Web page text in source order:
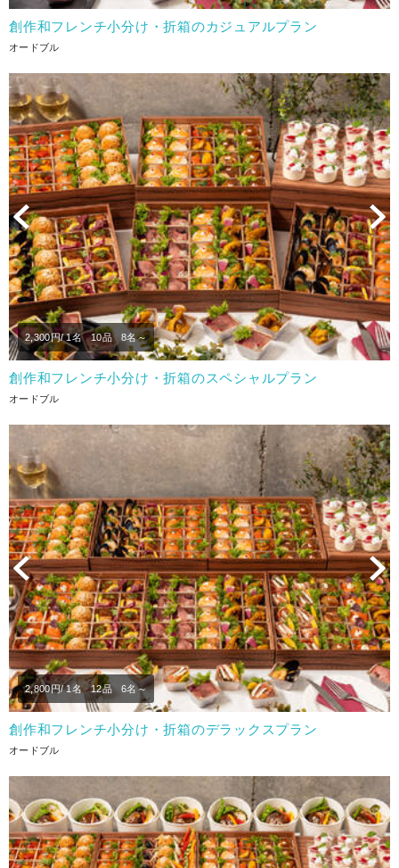
創作和フレンチ小分け・折箱のカジュアルプラン
オードブル
Previous
2,300円/ 1名 10品 8名～
創作和フレンチ小分け・折箱のスペシャルプラン
オードブル
Previous
2,800円/ 1名 12品 6名～
創作和フレンチ小分け・折箱のデラックスプラン
オードブル